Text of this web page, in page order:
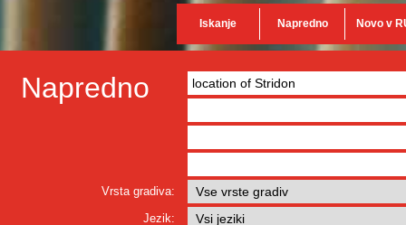
Iskanje Napredno Novo v
Napredno
Vrsta gradiva:
Jezik: